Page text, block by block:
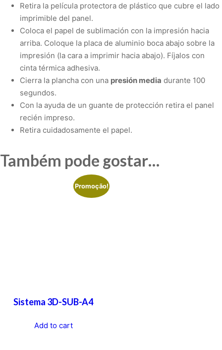
Retira la película protectora de plástico que cubre el lado
imprimible del panel.
Coloca el papel de sublimación con la impresión hacia
arriba. Coloque la placa de aluminio boca abajo sobre la
impresión (la cara a imprimir hacia abajo). Fíjalos con
cinta térmica adhesiva.
Cierra la plancha con una presión media durante 100
segundos.
Con la ayuda de un guante de protección retira el panel
recién impreso.
Retira cuidadosamente el papel.
Também pode gostar…
Promoção!
Sistema 3D-SUB-A4
Add to cart